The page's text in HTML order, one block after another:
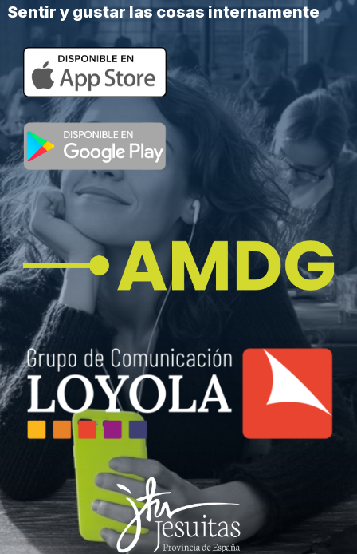
Sentir y gustar las cosas internamente